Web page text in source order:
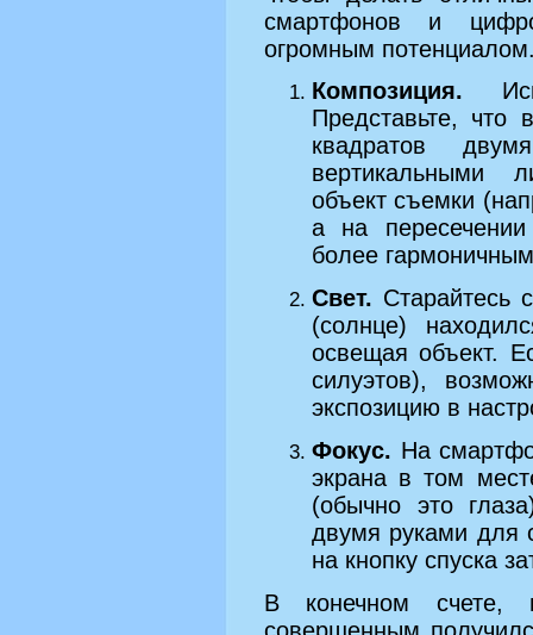
смартфонов и
огромным
Композиция.
Представьте,
квадратов
вертикальными
объект съемки
а на
более
Свет. Старайтесь
(солнце)
освещая объект.
силуэтов),
экспозицию в
Фокус. На
экрана в том
(обычно это
двумя руками для
на кнопку спуска
В конечном счете,